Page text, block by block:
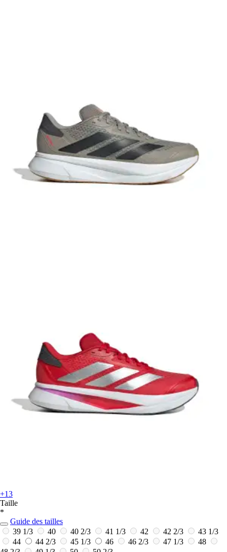
+13
Taille
*
Guide des tailles
39 1/3
40 40 2/3 41 1/3 42 42 2/3
43 1/3
44
44 2/3 45 1/3 46 46 2/3 47 1/3
48